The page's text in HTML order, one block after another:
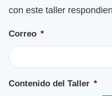
con este taller
Correo *
Contenido del Taller *